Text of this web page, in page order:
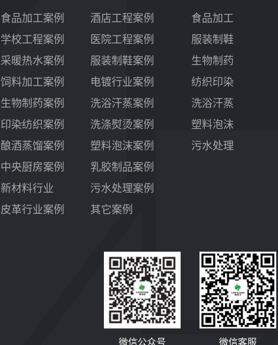
食品加工案例
酒店工程案例
学校工程案例
医院工程案例
采暖热水案例
服装制鞋案例
饲料加工案例
电镀行业案例
生物制药案例
洗浴汗蒸案例
印染纺织案例
洗涤熨烫案例
酿酒蒸馏案例
塑料泡沫案例
中央厨房案例
乳胶制品案例
新材料行业
污水处理案例
皮革行业案例
其它案例
食品加工
服装制鞋
生物制药
纺织印染
洗浴汗蒸
塑料泡沫
污水处理
微信公众号 微信客服